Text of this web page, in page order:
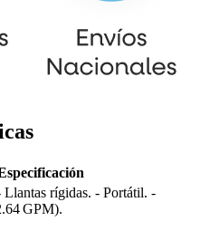
rígidas. - Portátil. -
GPM).